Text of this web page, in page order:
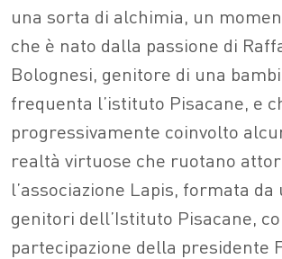
una sorta di alchimia, un
che è nato dalla passione di
Bolognesi, genitore di una
frequenta l’istituto Pisacane, e
progressivamente coinvolto
realtà virtuose che ruotano
l’associazione Lapis, formata
genitori dell’Istituto Pisacane,
partecipazione della presidente